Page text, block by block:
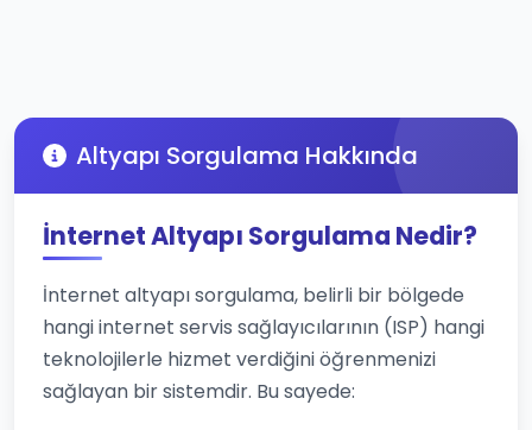
Altyapı Sorgulama Hakkında
İnternet Altyapı Sorgulama Nedir?
İnternet altyapı sorgulama, belirli bir bölgede
hangi internet servis sağlayıcılarının (ISP) hangi
teknolojilerle hizmet verdiğini öğrenmenizi
sağlayan bir sistemdir. Bu sayede: